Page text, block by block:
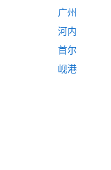
广州
河内
首尔
岘港